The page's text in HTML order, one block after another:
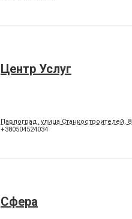
Центр Услуг
Павлоград, улица Станкостроителей, 8
+380504524034
Сфера